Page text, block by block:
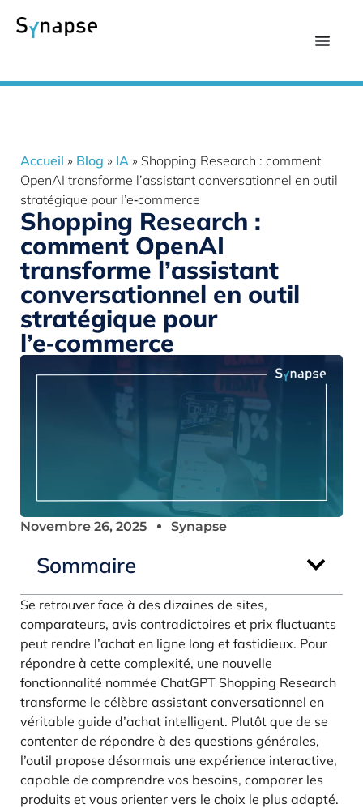
Accueil » Blog » IA » Shopping Research : comment
OpenAI transforme l’assistant conversationnel en outil
stratégique pour l’e‑commerce
Shopping Research :
comment OpenAI
transforme l’assistant
conversationnel en outil
stratégique pour
l’e‑commerce
Novembre 26, 2025 Synapse
Sommaire
Se retrouver face à des dizaines de sites,
comparateurs, avis contradictoires et prix fluctuants
peut rendre l’achat en ligne long et fastidieux. Pour
répondre à cette complexité, une nouvelle
fonctionnalité nommée ChatGPT Shopping Research
transforme le célèbre assistant conversationnel en
véritable guide d’achat intelligent. Plutôt que de se
contenter de répondre à des questions générales,
l’outil propose désormais une expérience interactive,
capable de comprendre vos besoins, comparer les
produits et vous orienter vers le choix le plus adapté.